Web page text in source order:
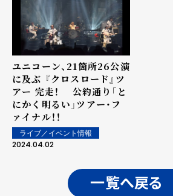
ユニコーン、21箇所26公演
に及ぶ 『クロスロード』ツ
アー 完走！ 公約通り「と
にかく明るい」ツアー・フ
ァイナル！！
ライブ／イベント情報
2024.04.02
一覧へ戻る